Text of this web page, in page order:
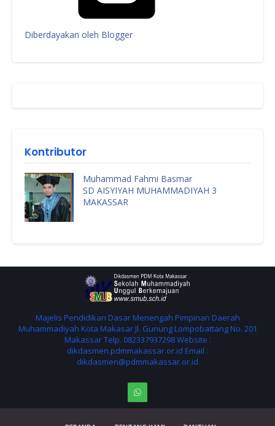
Diberdayakan oleh Blogger
Kontributor
Muhammad Fahmi Basmar
SD AISYIYAH MUHAMMADIYAH 3
MAKASSAR
Majelis Pendidikan Dasar Menengah Pimpinan Daerah
Muhammadiyah Kota Makasar Jl. Gunung Lompobattang No. 201
Makassar Telp. 082337937298 Website :
dikdasmen.pdmmakassar.or.id Email :
dikdasmen@pdmmakassar.or.id